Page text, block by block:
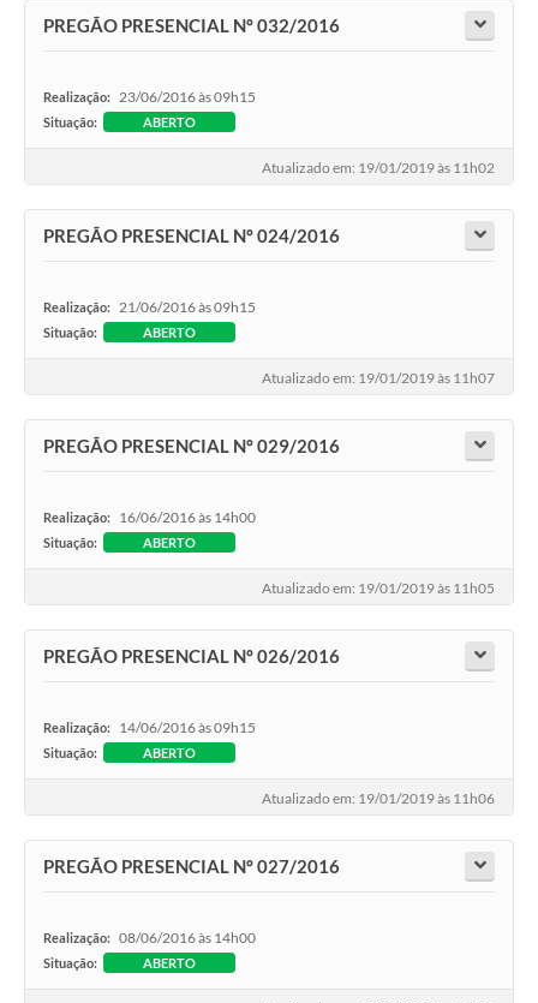
PREGÃO PRESENCIAL Nº 032/2016
Realização: 23/06/2016 às 09h15
Situação: ABERTO
Atualizado em: 19/01/2019 às 11h02
PREGÃO PRESENCIAL Nº 024/2016
Realização: 21/06/2016 às 09h15
Situação: ABERTO
Atualizado em: 19/01/2019 às 11h07
PREGÃO PRESENCIAL Nº 029/2016
Realização: 16/06/2016 às 14h00
Situação: ABERTO
Atualizado em: 19/01/2019 às 11h05
PREGÃO PRESENCIAL Nº 026/2016
Realização: 14/06/2016 às 09h15
Situação: ABERTO
Atualizado em: 19/01/2019 às 11h06
PREGÃO PRESENCIAL Nº 027/2016
Realização: 08/06/2016 às 14h00
Situação: ABERTO